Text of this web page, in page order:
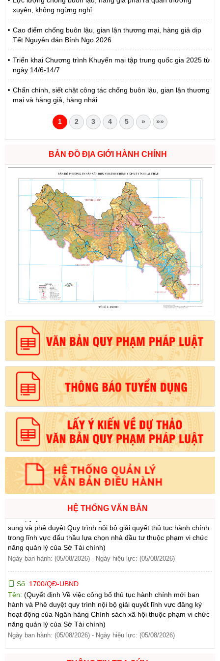
xuyên, không ngừng nghỉ
Cao điểm chống buôn lậu, gian lận thương mại, hàng giả dịp
Tết Nguyên đán Bính Ngọ 2026
Triển khai Chương trình Khuyến mại tập trung quốc gia 2025 từ
ngày 14/6-14/7
Chấn chỉnh, siết chặt công tác chống buôn lậu, gian lận thương
mại và hàng giả, hàng nhái
1 2 3 4 5 » »»
BẢN ĐỒ ĐỊA GIỚI HÀNH CHÍNH
HỆ THỐNG VĂN BẢN
1721/QĐ-UBND
(Quyết định Phê duyệt phương án đấu giá quyền sử dụng
đất đối với 04 thửa đất thương mại, dịch vụ năm 2026 trên địa
bàn tỉnh Lai Châu)
Ngày hiệu lực: (07/08/2026)
Số:6731/UBND-KTN
Tên:(Công văn V/v triển khai thực hiện Nghị định số
303/2026/NĐ-CP ngày 01/8/2026 của Chính phủ sửa đổi, bổ
sung một số điều của Nghị định số 32/2024/NĐ-CP ngày
15/3/2024 của Chính phủ về quản lý, phát triển cụm công nghiệp)
Ngày ban hành: (06/08/2026)
Số:1701/QĐ-UBND
(Quyết định Về việc công bố thủ tục hành chính được sửa
đổi, bổ sung và phê duyệt Quy trình nội bộ giải quyết trong lĩnh
vực thành lập và hoạt động của hộ kinh doanh thuộc phạm vi
chức năng quản lý của Sở Tài chính)
Ngày ban hành: (05/08/2026) - Ngày hiệu lực: (05/08/2026)
Số:1705/QĐ-UBND
sung và phê duyệt Quy trình nội bộ giải quyết thủ tục hành chính
trong lĩnh vực đấu thầu lựa chọn nhà đầu tư thuộc phạm vi chức
năng quản lý của Sở Tài chính)
Ngày ban hành: (05/08/2026) -Ngày hiệu lực: (05/08/2026)
hành và Phê duyệt quy trình nội bộ giải quyết lĩnh vực đăng ký
hoạt động của Ngân hàng Chính sách xã hội thuộc phạm vi chức
năng quản lý của Sở Tài chính)
Ngày ban hành: (05/08/2026) -Ngày hiệu lực: (05/08/2026)